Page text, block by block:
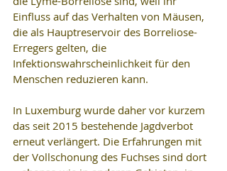
Einfluss auf das Verhalten von Mäusen,
die als Hauptreservoir des Borreliose-
Erregers gelten, die
Infektionswahrscheinlichkeit für den
Menschen reduzieren kann.
In Luxemburg wurde daher vor kurzem
das seit 2015 bestehende Jagdverbot
erneut verlängert. Die Erfahrungen mit
der Vollschonung des Fuchses sind dort